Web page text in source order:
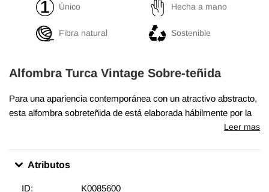
Único Hecha a mano
Fibra natural Sostenible
Alfombra Turca Vintage Sobre-teñida
Para una apariencia contemporánea con un atractivo abstracto,
esta alfombra sobreteñida de está elaborada hábilmente por la
revitalización de una alfombra turca vintage auténticamente
cm . El proceso de creación de estas obras de arte comienza
por esquilar para bajar la pila y ayudar a "angustiarlas". Luego
Leer mas
Atributos
ID:
K0085600